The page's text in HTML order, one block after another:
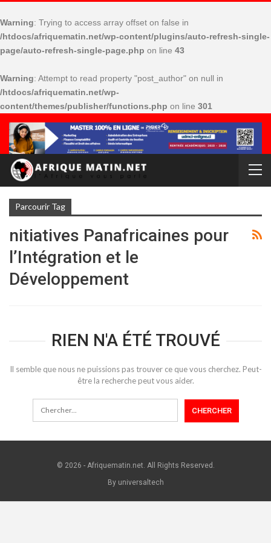
Warning: Trying to access array offset on false in
/htdocs/afriquematin.net/wp-content/plugins/auto-refresh-single-
page/auto-refresh-single-page.php on line 43
Warning: Attempt to read property "post_author" on null in
/htdocs/afriquematin.net/wp-
content/themes/publisher/functions.php on line 301
Parcourir Tag
nitiatives Panafricaines pour
l’Intégration et le
Développement
RIEN N'A ÉTÉ TROUVÉ
Il semble que nous ne puissions pas trouver ce que vous cherchez. Peut-
être la recherche peut vous aider.
© 2026 - Afriquematin.net. All Rights Reserved.
By universaltech